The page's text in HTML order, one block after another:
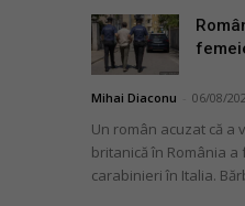
Mihai Diaconu 06/08/
Un român acuzat că
britanică în România
carabinieri în Italia.